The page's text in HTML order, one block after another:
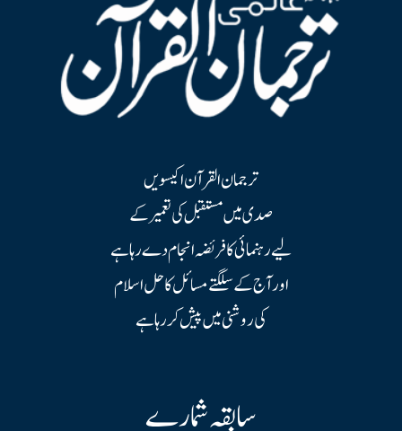
ترجمان القرآن اکیسویں
صدی میں مستقبل کی تعمیر کے
لیے رہنمائی کا فریضہ انجام دے رہا ہے
اور آج کے سلگتے مسائل کا حل اسلام
کی روشنی میں پیش کر رہا ہے
سابقہ شمارے